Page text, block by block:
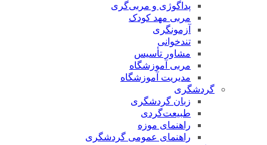
پداگوژی و مربی‌گری
مربی مهد کودک
آزمونگری
تندخوانی
مشاور تأسیس
مربی آموزشگاه
مدیریت آموزشگاه
گردشگری
زبان گردشگری
طبیعت‌گردی
راهنمای موزه
راهنمای عمومی گردشگری